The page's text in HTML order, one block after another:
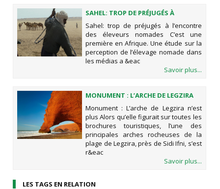
SAHEL: TROP DE PRÉJUGÉS À
L’ENCONTRE DES ÉLEVEURS
NOMADES
Sahel: trop de préjugés à l’encontre
des éleveurs nomades C’est une
première en Afrique. Une étude sur la
perception de l’élevage nomade dans
les médias a &eac
Savoir plus...
MONUMENT : L’ARCHE DE LEGZIRA
N’EST PLUS
Monument : L’arche de Legzira n’est
plus Alors qu’elle figurait sur toutes les
brochures touristiques, l’une des
principales arches rocheuses de la
plage de Legzira, près de Sidi Ifni, s’est
r&eac
Savoir plus...
LES TAGS EN RELATION